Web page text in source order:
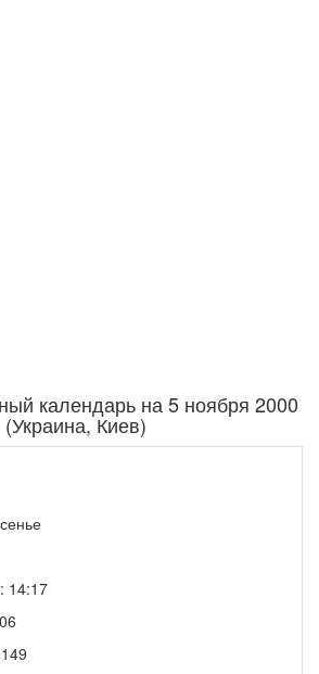
календарь на 5 ноября 2000
(Украина, Киев)
14:17